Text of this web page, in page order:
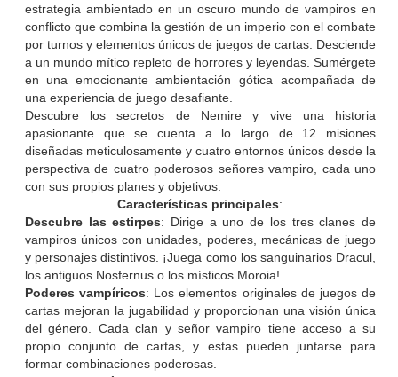
estrategia ambientado en un oscuro mundo de vampiros en
conflicto que combina la gestión de un imperio con el combate
por turnos y elementos únicos de juegos de cartas. Desciende
a un mundo mítico repleto de horrores y leyendas. Sumérgete
en una emocionante ambientación gótica acompañada de
una experiencia de juego desafiante.
Descubre los secretos de Nemire y vive una historia
apasionante que se cuenta a lo largo de 12 misiones
diseñadas meticulosamente y cuatro entornos únicos desde la
perspectiva de cuatro poderosos señores vampiro, cada uno
con sus propios planes y objetivos.
Características principales:
Descubre las estirpes: Dirige a uno de los tres clanes de
vampiros únicos con unidades, poderes, mecánicas de juego
y personajes distintivos. ¡Juega como los sanguinarios Dracul,
los antiguos Nosfernus o los místicos Moroia!
Poderes vampíricos: Los elementos originales de juegos de
cartas mejoran la jugabilidad y proporcionan una visión única
del género. Cada clan y señor vampiro tiene acceso a su
propio conjunto de cartas, y estas pueden juntarse para
formar combinaciones poderosas.